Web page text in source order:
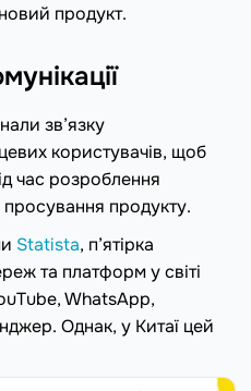
продукт.
зв’язку
користувачів, щоб
час розроблення
просування продукту.
Statista, п’ятірка
та платформ у світі
WhatsApp,
Однак, у Китаї цей